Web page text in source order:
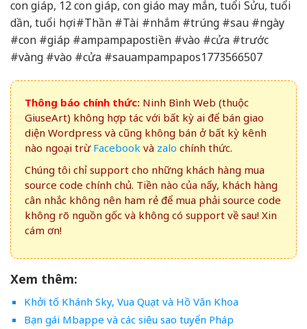
con giáp, 12 con giáp, con giáo may mắn, tuổi Sửu, tuổi
dần, tuổi hợi#Thần #Tài #nhắm #trúng #sau #ngày
#con #giáp #ampampapostiền #vào #cửa #trước
#vàng #vào #cửa #sauampampapos1773566507
Thông báo chính thức: Ninh Bình Web (thuộc
GiuseArt) không hợp tác với bất kỳ ai để bán giao
diện Wordpress và cũng không bán ở bất kỳ kênh
nào ngoại trừ Facebook và zalo chính thức.
Chúng tôi chỉ support cho những khách hàng mua
source code chính chủ. Tiền nào của nấy, khách hàng
cân nhắc không nên ham rẻ để mua phải source code
không rõ nguồn gốc và không có support về sau! Xin
cám ơn!
Xem thêm:
Khởi tố Khánh Sky, Vua Quạt và Hồ Văn Khoa
Bạn gái Mbappe và các siêu sao tuyển Pháp